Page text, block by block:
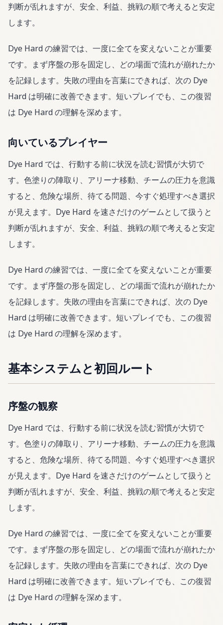
判断が乱れますが、安全、利益、挑戦の順で考えると安定
します。
Dye Hard の練習では、一度に全てを変えないことが重要
です。まず序盤の形を固定し、どの場面で流れが崩れたか
を記録します。失敗の理由を言葉にできれば、次の Dye
Hard は明確に改善できます。短いプレイでも、この復習
は Dye Hard の理解を深めます。
向いているプレイヤー
Dye Hard では、行動する前に状況を読む習慣が大切で
す。色塗りの陣取り、アリーナ移動、チームの圧力を意識
すると、危険な場所、待てる問題、今すぐ処理すべき選択
が見えます。Dye Hard を速さだけのゲームとして扱うと
判断が乱れますが、安全、利益、挑戦の順で考えると安定
します。
Dye Hard の練習では、一度に全てを変えないことが重要
です。まず序盤の形を固定し、どの場面で流れが崩れたか
を記録します。失敗の理由を言葉にできれば、次の Dye
Hard は明確に改善できます。短いプレイでも、この復習
は Dye Hard の理解を深めます。
基本システムと初回ルート
序盤の観察
Dye Hard では、行動する前に状況を読む習慣が大切で
す。色塗りの陣取り、アリーナ移動、チームの圧力を意識
すると、危険な場所、待てる問題、今すぐ処理すべき選択
が見えます。Dye Hard を速さだけのゲームとして扱うと
判断が乱れますが、安全、利益、挑戦の順で考えると安定
します。
Dye Hard の練習では、一度に全てを変えないことが重要
です。まず序盤の形を固定し、どの場面で流れが崩れたか
を記録します。失敗の理由を言葉にできれば、次の Dye
Hard は明確に改善できます。短いプレイでも、この復習
は Dye Hard の理解を深めます。